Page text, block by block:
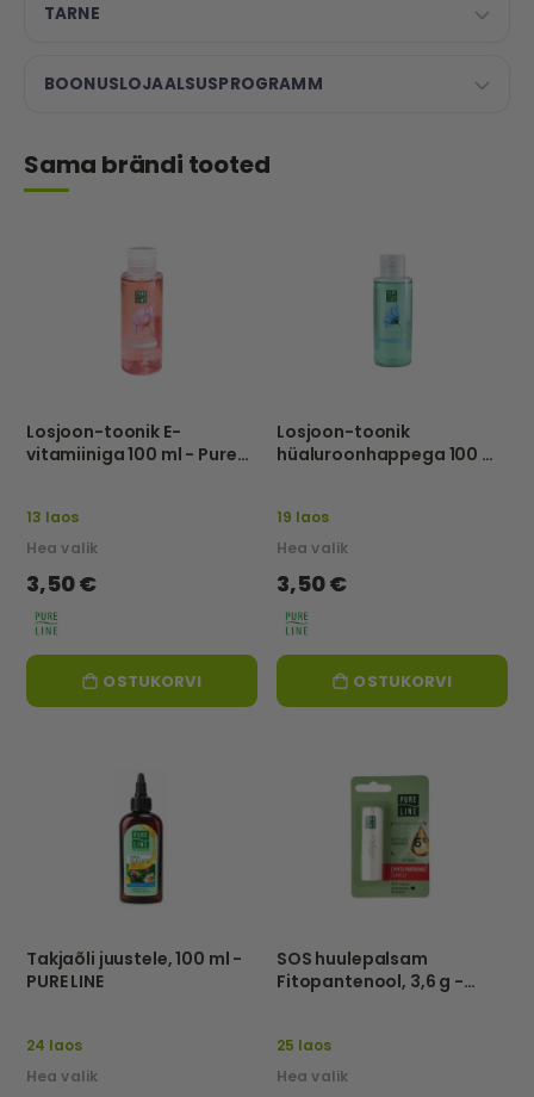
TARNE
BOONUSLOJAALSUSPROGRAMM
Sama brändi tooted
Losjoon-toonik E-
vitamiiniga 100 ml - Pure
13 laos
Hea valik
3,50 €
OSTUKORVI
Losjoon-toonik
hüaluroonhappega 100 ml
19 laos
Hea valik
3,50 €
OSTUKORVI
Takjaõli juustele, 100 ml -
PURE LINE
24 laos
Hea valik
SOS huulepalsam
Fitopantenool, 3,6 g -
25 laos
Hea valik